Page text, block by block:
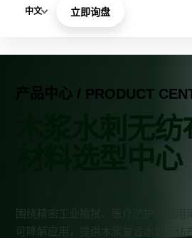
中文 立即询盘
产品中心 / PRODUCT
木浆水刺无纺
材料选型中心
围绕精密工业擦拭、医疗防护、民用
可降解应用，提供木浆复合水刺无纺